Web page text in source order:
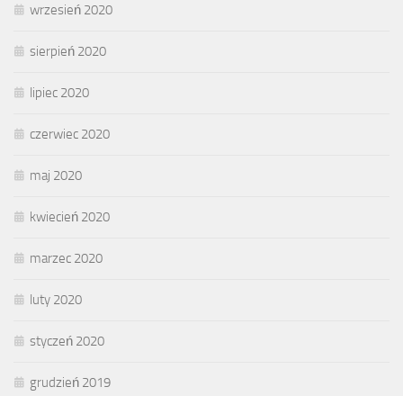
wrzesień 2020
sierpień 2020
lipiec 2020
czerwiec 2020
maj 2020
kwiecień 2020
marzec 2020
luty 2020
styczeń 2020
grudzień 2019